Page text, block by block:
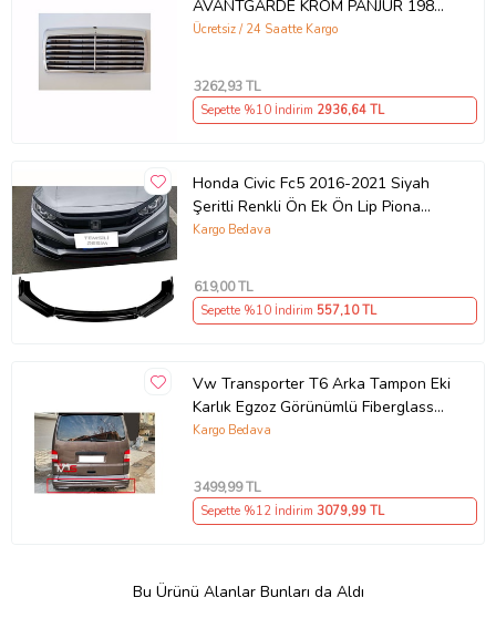
AVANTGARDE KROM PANJUR 1985-
1993
Ücretsiz / 24 Saatte Kargo
3262,93 TL
Sepette %10 İndirim 2936,64 TL
Honda Civic Fc5 2016-2021 Siyah
Şeritli Renkli Ön Ek Ön Lip Piona
Black 4 Prç
Kargo Bedava
619,00 TL
Sepette %10 İndirim 557,10 TL
Vw Transporter T6 Arka Tampon Eki
Karlık Egzoz Görünümlü Fiberglass
Boyasız Uyumlu
Kargo Bedava
3499,99 TL
Sepette %12 İndirim 3079,99 TL
Bu Ürünü Alanlar Bunları da Aldı